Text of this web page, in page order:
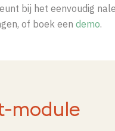
bij het eenvoudig
of boek een demo.
module